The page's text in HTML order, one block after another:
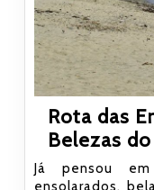
Rota das
Belezas
Já pensou
ensolarados,